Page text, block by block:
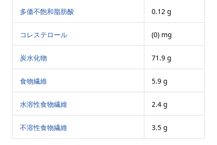
多価不飽和脂肪酸 0.12 g
コレステロール (0) mg
炭水化物 71.9 g
食物繊維 5.9 g
水溶性食物繊維 2.4 g
不溶性食物繊維 3.5 g